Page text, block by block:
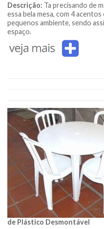
Descrição: Ta precisando de
essa bela mesa, com 4
pequenos ambiente, sendo
espaço.
de Plástico Desmontável